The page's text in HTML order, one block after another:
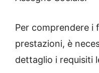
Per comprendere i
prestazioni, è
dettaglio i requisiti